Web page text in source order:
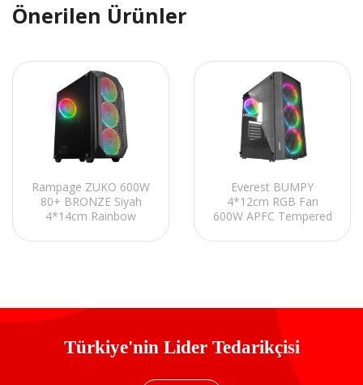
Önerilen Ürünler
Rampage ZUKO 600W
80+ BRONZE Siyah
4*14cm Rainbow
Mid-T Gaming Oyuncu
Everest BUMPY
4*12cm RGB Fan
600W APFC Tempered
Gaming Oyuncu Kasası
Türkiye'nin Lider Tedarikçisi